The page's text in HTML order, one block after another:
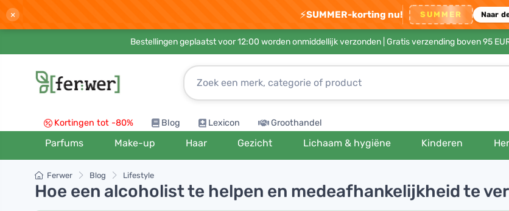
× ⚡SUMMER-korting nu! SUMMER Naar
Bestellingen geplaatst voor 12:00 worden onmiddellijk verzonden | Gratis verzending boven 95
Kortingen tot -80% Blog Lexicon Groothandel
Parfums Make-up Haar Gezicht Lichaam & hygiëne Kinderen
Ferwer Blog Lifestyle
Hoe een alcoholist te helpen en medeafhankelijkheid te